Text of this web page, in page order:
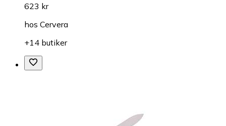
623 kr
hos Cervera
+14 butiker